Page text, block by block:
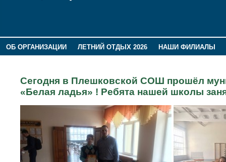
ОБ ОРГАНИЗАЦИИ ЛЕТНИЙ ОТДЫХ 2026
НАШИ ФИЛИАЛЫ
Сегодня в Плешковской СОШ прошёл
«Белая ладья» ! Ребята нашей школы